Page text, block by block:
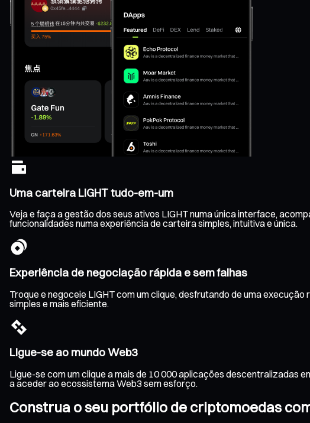
Uma carteira LIGHT tudo-em-um
Veja e faça a gestão dos seus ativos LIGHT numa única interface,
funcionalidades numa experiência de carteira simples, intuitiva e única.
Experiência de negociação rápida e sem falhas
Troque e negoceie LIGHT com um clique, desfrutando de uma
simples e mais eficiente.
Ligue-se ao mundo Web3
Ligue-se com um clique a mais de 10 000 aplicações descentralizadas
a aceder ao ecossistema Web3 sem esforço.
Construa o seu portfólio de criptomoedas